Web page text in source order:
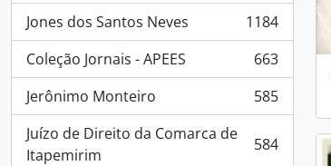
Jones dos Santos Neves
, 1184 resultados
1184
Coleção Jornais - APEES
, 663 resultados
663
Jerônimo Monteiro
, 585 resultados
585
Juízo de Direito da Comarca de
Itapemirim
, 584 resultados 584